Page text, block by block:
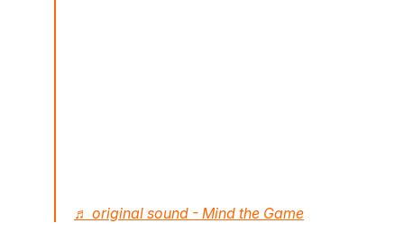
♬ original sound - Mind the Game